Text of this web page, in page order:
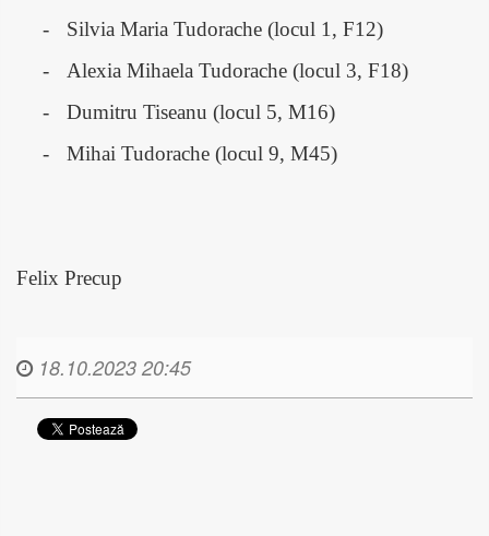
-
Silvia Maria Tudorache (locul 1, F12)
-
Alexia Mihaela Tudorache (locul 3, F18)
-
Dumitru Tiseanu (locul 5, M16)
-
Mihai Tudorache (locul 9, M45)
Felix Precup
18.10.2023 20:45